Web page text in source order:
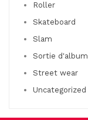
Roller
Skateboard
Slam
Sortie d'album
Street wear
Uncategorized